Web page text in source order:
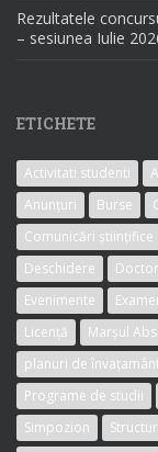
Rezultatele
– sesiunea Iulie
ETICHETE
Activitati studenti
Anunțuri
Burse
Comunicări științifice
Deschidere
Evenimente
Licență
Marșul
planuri de
Programe de studii
Simpozion